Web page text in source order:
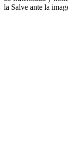
la Salve ante la